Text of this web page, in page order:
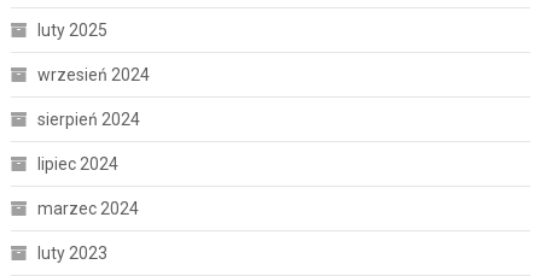
luty 2025
wrzesień 2024
sierpień 2024
lipiec 2024
marzec 2024
luty 2023